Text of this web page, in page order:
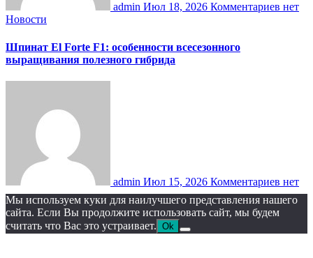
admin Июл 18, 2026 Комментариев нет
Новости
Шпинат El Forte F1: особенности всесезонного
выращивания полезного гибрида
admin Июл 15, 2026 Комментариев нет
Мы используем куки для наилучшего представления нашего
сайта. Если Вы продолжите использовать сайт, мы будем
считать что Вас это устраивает. Ok